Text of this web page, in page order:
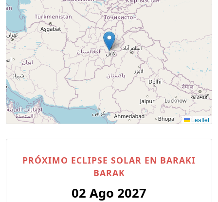
Leaflet
PRÓXIMO ECLIPSE SOLAR EN BARAKI
BARAK
02 Ago 2027